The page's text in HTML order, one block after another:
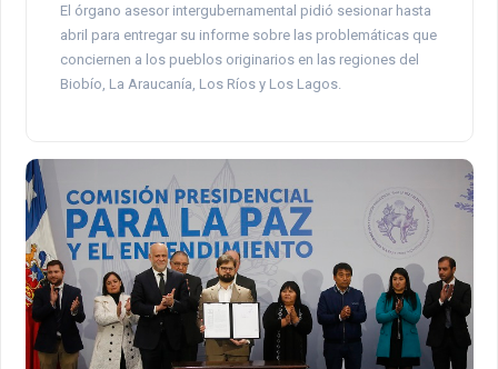
El órgano asesor intergubernamental pidió sesionar hasta
abril para entregar su informe sobre las problemáticas que
conciernen a los pueblos originarios en las regiones del
Biobío, La Araucanía, Los Ríos y Los Lagos.